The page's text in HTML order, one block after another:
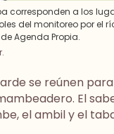
corresponden a los
del monitoreo por el
Agenda Propia.
se reúnen
El
el ambil y el